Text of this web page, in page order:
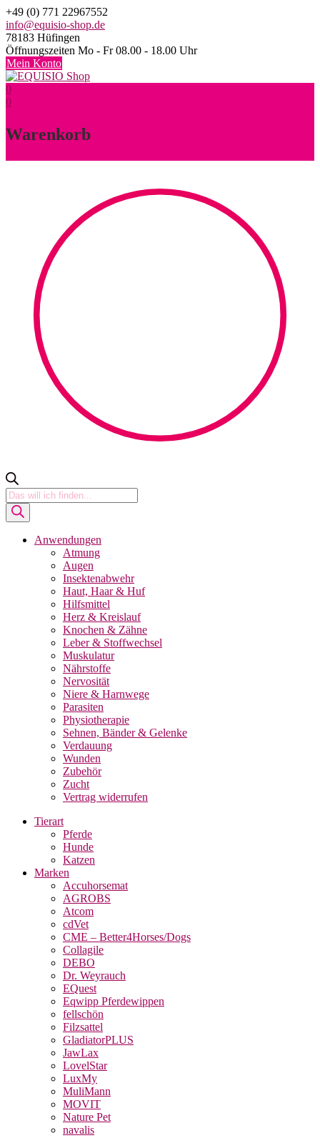
Skip
to
content
+49 (0) 771 22967552
info@equisio-shop.de
78183 Hüfingen
Öffnungszeiten Mo - Fr 08.00 - 18.00 Uhr
Mein Konto
0
0
Warenkorb
Products
search
Anwendungen
Atmung
Augen
Insektenabwehr
Haut, Haar & Huf
Hilfsmittel
Herz & Kreislauf
Knochen & Zähne
Leber & Stoffwechsel
Muskulatur
Nährstoffe
Nervosität
Niere & Harnwege
Parasiten
Physiotherapie
Sehnen, Bänder & Gelenke
Verdauung
Wunden
Zubehör
Zucht
Vertrag widerrufen
Tierart
Pferde
Hunde
Katzen
Marken
Accuhorsemat
AGROBS
Atcom
cdVet
CME – Better4Horses/Dogs
Collagile
DEBO
Dr. Weyrauch
EQuest
Eqwipp Pferdewippen
fellschön
Filzsattel
GladiatorPLUS
JawLax
LovelStar
LuxMy
MuliMann
MOVIT
Nature Pet
navalis